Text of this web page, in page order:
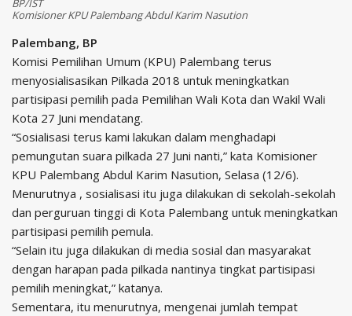
BP/IST
Komisioner KPU Palembang Abdul Karim Nasution
Palembang, BP
Komisi Pemilihan Umum (KPU) Palembang terus
menyosialisasikan Pilkada 2018 untuk meningkatkan
partisipasi pemilih pada Pemilihan Wali Kota dan Wakil Wali
Kota 27 Juni mendatang.
“Sosialisasi terus kami lakukan dalam menghadapi
pemungutan suara pilkada 27 Juni nanti,” kata Komisioner
KPU Palembang Abdul Karim Nasution, Selasa (12/6).
Menurutnya , sosialisasi itu juga dilakukan di sekolah-sekolah
dan perguruan tinggi di Kota Palembang untuk meningkatkan
partisipasi pemilih pemula.
“Selain itu juga dilakukan di media sosial dan masyarakat
dengan harapan pada pilkada nantinya tingkat partisipasi
pemilih meningkat,” katanya.
Sementara, itu menurutnya, mengenai jumlah tempat